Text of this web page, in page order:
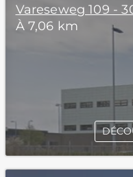
Vareseweg 109 -
À 7,06 km